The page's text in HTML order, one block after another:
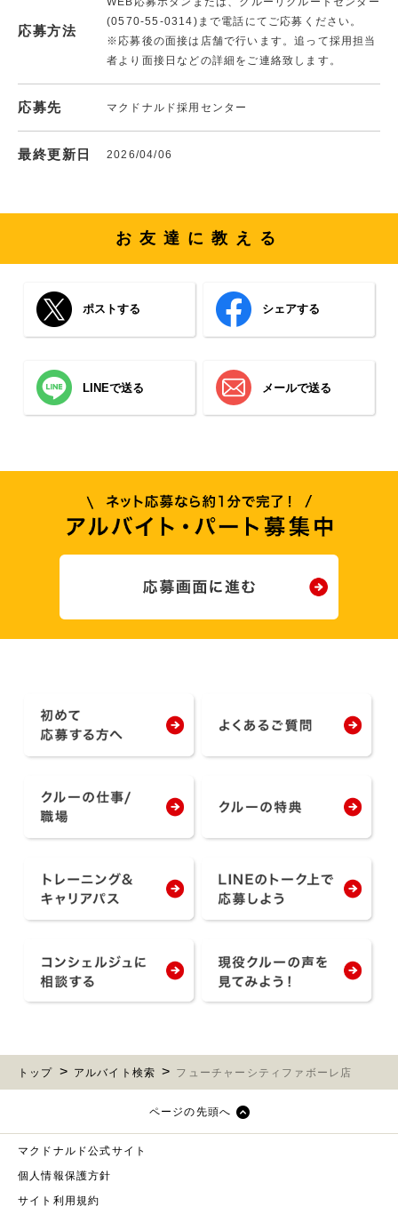
応募方法
(0570-55-0314)まで電話にてご応募ください。
※応募後の面接は店舗で行います。追って採用担当
者より面接日などの詳細をご連絡致します。
応募先 マクドナルド採用センター
最終更新日 2026/04/06
お友達に教える
ポストする シェアする
LINEで送る メールで送る
トップ アルバイト検索 フューチャーシティファボーレ店
ページの先頭へ
マクドナルド公式サイト
個人情報保護方針
サイト利用規約